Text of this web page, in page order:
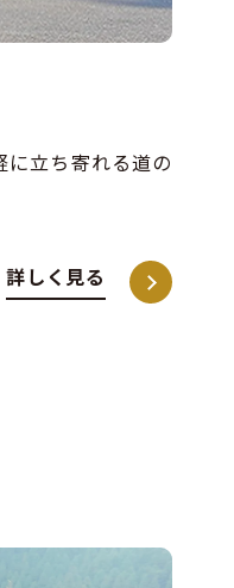
立ち寄れる道の
詳しく見る